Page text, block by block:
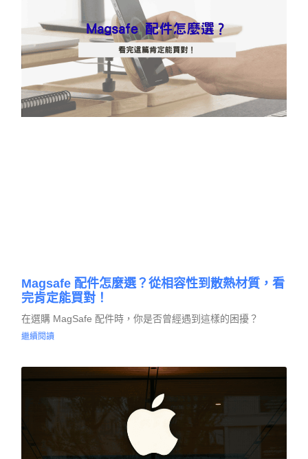
Magsafe 配件怎麼選？從相容性到散熱材質，看
完肯定能買對！
在選購 MagSafe 配件時，你是否曾經遇到這樣的困擾？
繼續閱讀